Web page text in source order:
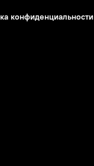
конфиденциальности